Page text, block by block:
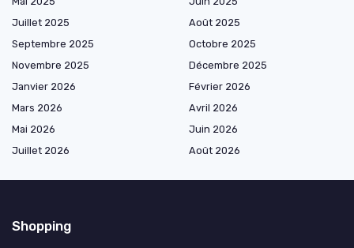
Juillet 2025
Août 2025
Septembre 2025
Octobre 2025
Novembre 2025
Décembre 2025
Janvier 2026
Février 2026
Mars 2026
Avril 2026
Mai 2026
Juin 2026
Juillet 2026
Août 2026
Shopping